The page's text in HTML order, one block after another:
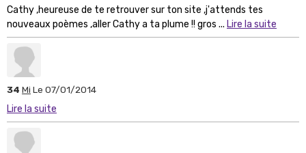
Cathy ,heureuse de te retrouver sur ton site ,j'attends tes
nouveaux poèmes ,aller Cathy a ta plume !! gros ... Lire la suite
34 Mi Le 07/01/2014
Lire la suite